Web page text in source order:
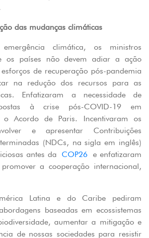
das mudanças climáticas
climática, os ministros
os países não devem adiar a ação
de recuperação pós-pandemia
na redução dos recursos para as
Enfatizaram a necessidade de
à crise pós-COVID-19 em
o Acordo de Paris. Incentivaram os
e apresentar Contribuições
(NDCs, na sigla em inglês)
antes daCOP26 e enfatizaram
a cooperação internacional,
Latina e do Caribe pediram
baseadas em ecossistemas
aumentar a mitigação e
de nossas sociedades para resistir